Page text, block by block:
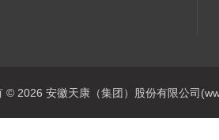
© 2026 安徽天康（集团）股份有限公司